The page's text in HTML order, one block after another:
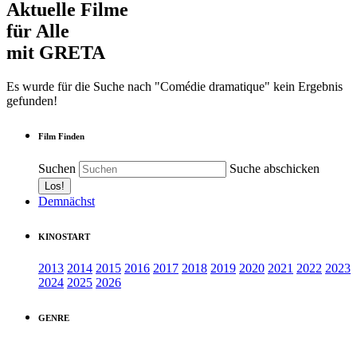
Aktuelle Filme
für Alle
mit GRETA
Es wurde für die Suche nach "Comédie dramatique" kein Ergebnis
gefunden!
Film Finden
Suchen Suche abschicken
Demnächst
KINOSTART
2013 2014 2015 2016 2017 2018 2019 2020 2021 2022 2023
2024 2025 2026
GENRE